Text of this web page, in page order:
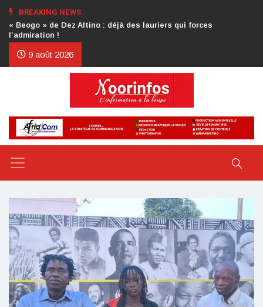
BREAKING NEWS :
Crise au CDP : l’authentification de la lettre du président
d’honneur toujours attendue
9 août 2026